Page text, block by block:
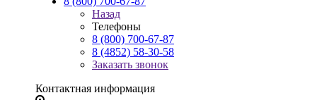
Назад
Телефоны
8 (800) 700-67-87
8 (4852) 58-30-58
Заказать звонок
Контактная информация